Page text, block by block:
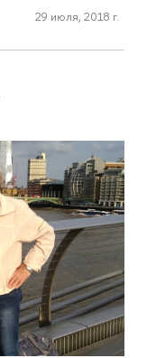
29 июля, 2018 г.